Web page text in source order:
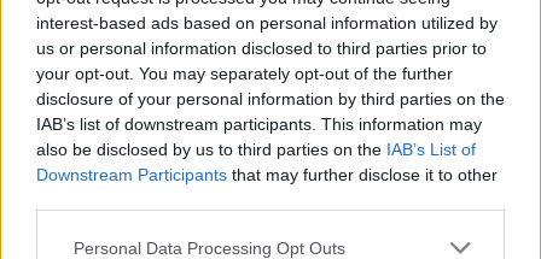
interest-based ads based on personal information utilized by
us or personal information disclosed to third parties prior to
your opt-out. You may separately opt-out of the further
disclosure of your personal information by third parties on the
IAB’s list of downstream participants. This information may
also be disclosed by us to third parties on the IAB’s List of
Downstream Participants that may further disclose it to other
Please note that this website/app uses one or more Google
Personal Data Processing Opt Outs